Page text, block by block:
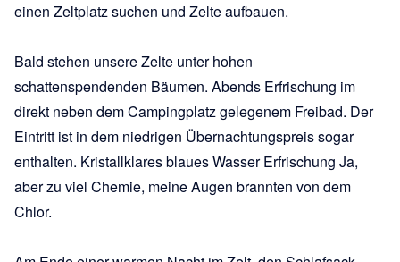
einen Zeltplatz suchen und Zelte aufbauen.
Bald stehen unsere Zelte unter hohen
schattenspendenden Bäumen. Abends Erfrischung im
direkt neben dem Campingplatz gelegenem Freibad. Der
Eintritt ist in dem niedrigen Übernachtungspreis sogar
enthalten. Kristallklares blaues Wasser Erfrischung Ja,
aber zu viel Chemie, meine Augen brannten von dem
Chlor.